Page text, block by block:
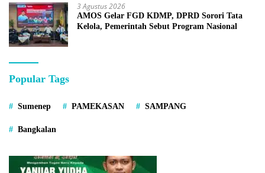
3 Agustus 2026
AMOS Gelar FGD KDMP, DPRD Sorori Tata
Kelola, Pemerintah Sebut Program Nasional
Popular Tags
Sumenep PAMEKASAN SAMPANG
Bangkalan